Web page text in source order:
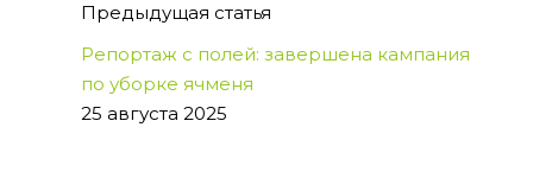
Предыдущая статья
Репортаж с полей: завершена кампания
по уборке ячменя
25 августа 2025